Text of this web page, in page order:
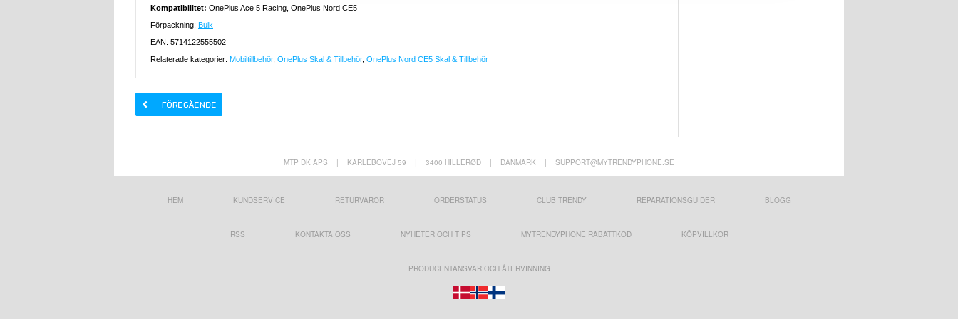
Kompatibilitet: OnePlus Ace 5 Racing, OnePlus Nord CE5
Förpackning: Bulk
EAN: 5714122555502
Relaterade kategorier: Mobiltillbehör, OnePlus Skal & Tillbehör, OnePlus Nord CE5 Skal & Tillbehör
MTP DK APS | KARLEBOVEJ 59 | 3400 HILLERØD | DANMARK | SUPPORT@MYTRENDYPHONE.SE
HEM KUNDSERVICE RETURVAROR ORDERSTATUS CLUB TRENDY REPARATIONSGUIDER BLOGG
RSS KONTAKTA OSS NYHETER OCH TIPS MYTRENDYPHONE RABATTKOD KÖPVILLKOR
PRODUCENTANSVAR OCH ÅTERVINNING